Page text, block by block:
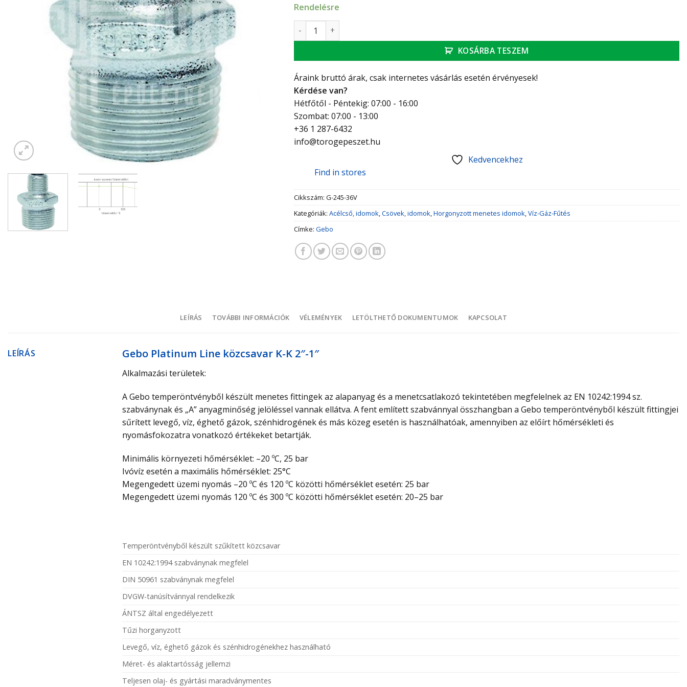
Rendelésre
GEBO Platinum közcsavar K-K 2"-1" mennyiség
KOSÁRBA TESZEM
Áraink bruttó árak, csak internetes vásárlás esetén érvényesek!
Kérdése van?
Hétfőtől - Péntekig: 07:00 - 16:00
Szombat: 07:00 - 13:00
+36 1 287-6432
info@torogepeszet.hu
Kedvencekhez
Find in stores
Cikkszám: G-245-36V
Kategóriák: Acélcső, idomok Csövek, idomok Horgonyzott menetes idomok Víz-Gáz-Fűtés
Címke: Gebo
LEÍRÁS TOVÁBBI INFORMÁCIÓK VÉLEMÉNYEK LETÖLTHETŐ DOKUMENTUMOK KAPCSOLAT
LEÍRÁS Gebo Platinum Line közcsavar K-K 2″-1″
Alkalmazási területek:
A Gebo temperöntvényből készült menetes fittingek az alapanyag és a menetcsatlakozó tekintetében megfelelnek az EN 10242:1994 sz.
szabványnak és „A” anyagminőség jelöléssel vannak ellátva. A fent említett szabvánnyal összhangban a Gebo temperöntvényből készült fittingjei
sűrített levegő, víz, éghető gázok, szénhidrogének és más közeg esetén is használhatóak, amennyiben az előírt hőmérsékleti és
nyomásfokozatra vonatkozó értékeket betartják.
Minimális környezeti hőmérséklet: –20 ºC, 25 bar
Ivóvíz esetén a maximális hőmérséklet: 25°C
Megengedett üzemi nyomás –20 ºC és 120 ºC közötti hőmérséklet esetén: 25 bar
Megengedett üzemi nyomás 120 ºC és 300 ºC közötti hőmérséklet esetén: 20–25 bar
Temperöntvényből készült szűkített közcsavar
EN 10242:1994 szabványnak megfelel
DIN 50961 szabványnak megfelel
DVGW-tanúsítvánnyal rendelkezik
ÁNTSZ által engedélyezett
Tűzi horganyzott
Levegő, víz, éghető gázok és szénhidrogénekhez használható
Méret- és alaktartósság jellemzi
Teljesen olaj- és gyártási maradványmentes